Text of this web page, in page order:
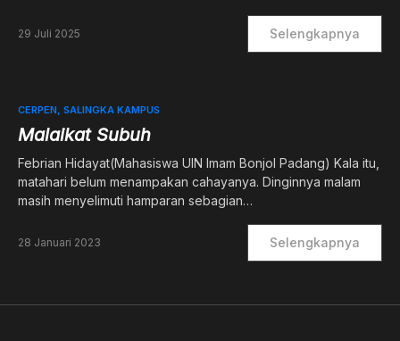
29 Juli 2025 Selengkapnya
CERPEN SALINGKA KAMPUS
Malaikat Subuh
Febrian Hidayat(Mahasiswa UIN Imam Bonjol Padang) Kala itu,
matahari belum menampakan cahayanya. Dinginnya malam
masih menyelimuti hamparan sebagian…
28 Januari 2023 Selengkapnya